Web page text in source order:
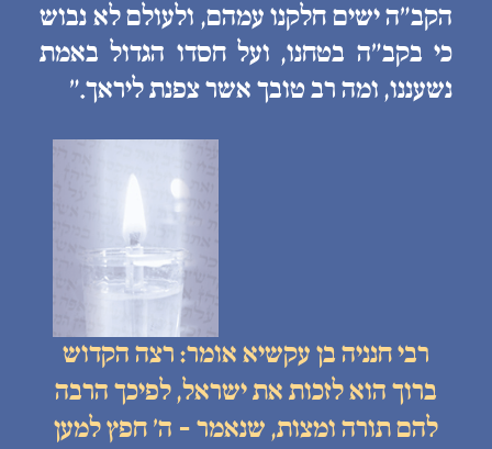
הקב״ה ישים חלקנו עמהם, ולעולם לא נבוש
כי בקב״ה בטחנו, ועל חסדו הגדול באמת
נשעננו, ומה רב טובך אשר צפנת ליראך.״
רבי חנניה בן עקשיא אומר: רצה הקדוש
ברוך הוא לזכות את ישראל, לפיכך הרבה
להם תורה ומצות, שנאמר - ה׳ חפץ למען